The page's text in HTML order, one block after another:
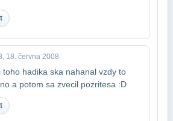
18. června 2008
toho hadika ska nahanal vzdy to
a potom sa zvecil pozrite​sa :D